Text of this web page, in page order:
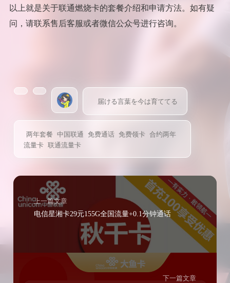
以上就是关于联通燃烧卡的套餐介绍和申请方法。如有疑
问，请联系售后客服或者微信公众号进行咨询。
届ける言葉を今は育ててる
两年套餐 中国联通 免费通话 免费领卡 合约两年
流量卡 联通流量卡
上一篇文章
电信星湘卡29元155G全国流量+0.1分钟通话
下一篇文章